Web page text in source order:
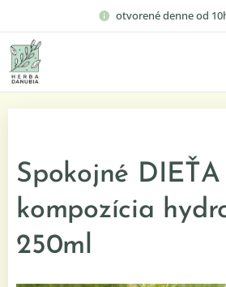
otvorené denne od
Spokojné DIEŤA
kompozícia
250ml